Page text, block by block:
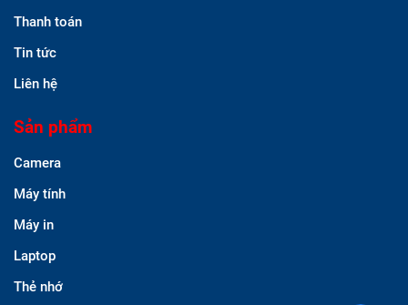
Thanh toán
Tin tức
Liên hệ
Sản phẩm
Camera
Máy tính
Máy in
Laptop
Thẻ nhớ